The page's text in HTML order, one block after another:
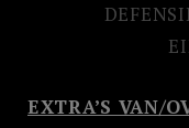
EXTRA’S VAN/